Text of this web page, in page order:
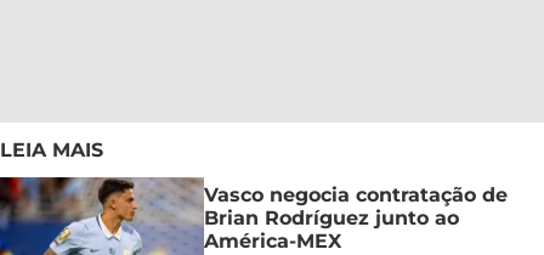
LEIA MAIS
Vasco negocia contratação de
Brian Rodríguez junto ao
América-MEX